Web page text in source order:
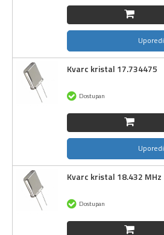
Uporedi
Kvarc kristal 17.734475
Dostupan
Uporedi
Kvarc kristal 18.432 MHz
Dostupan